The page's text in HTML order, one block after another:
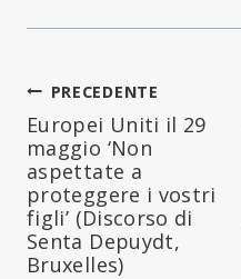
Navigazione
articoli
PRECEDENTE
Europei Uniti il 29
maggio ‘Non
aspettate a
proteggere i vostri
figli’ (Discorso di
Senta Depuydt,
Bruxelles)